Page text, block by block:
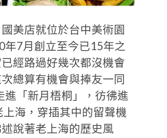
國美店就位於台中美術園
年7月創立至今已15年之
經路過好幾次都沒機會
總算有機會與捧友一同
進「新月梧桐」，彷彿進
上海，穿插其中的留聲機
說著老上海的歷史風